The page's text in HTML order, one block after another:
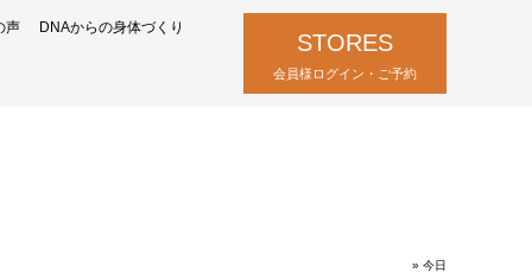
声 DNAからの身体づくり
STORES
会員様ログイン・ご予約
» 今日